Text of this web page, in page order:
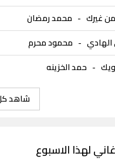
من غيرك - محمد رمضان
الهادي - محمود محرم
- حمد الخزينه
شاهد
لهذا الاسبوع